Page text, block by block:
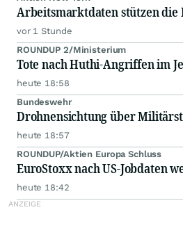
Arbeitsmarktdaten stützen die
vor 1 Stunde
ROUNDUP 2/Ministerium
Tote nach Huthi-Angriffen im
heute 18:58
Bundeswehr
Drohnensichtung über
heute 18:57
ROUNDUP/Aktien Europa Schluss
EuroStoxx nach US-Jobdaten
heute 18:42